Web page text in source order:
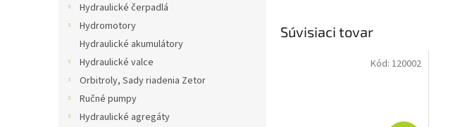
Hydraulické čerpadlá
Hydromotory
Hydraulické akumulátory
Hydraulické valce
Orbitroly, Sady riadenia Zetor
Ručné pumpy
Hydraulické agregáty
Súvisiaci tovar
Kód: 120002